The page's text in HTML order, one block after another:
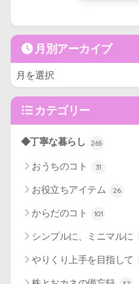
月別アーカイブ
カテゴリー
◆丁寧な暮らし 265
おうちのコト 31
お役立ちアイテム 26
からだのコト 101
シンプルに、ミニマルに
やりくり上手を目指して